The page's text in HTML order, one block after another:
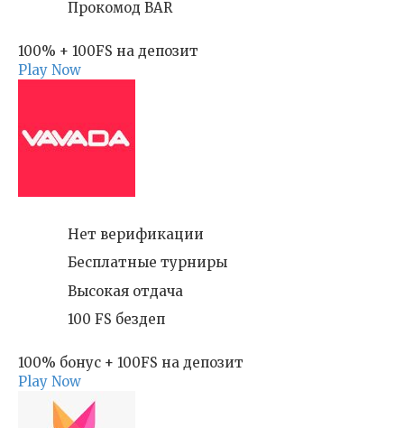
Прокомод BAR
100% + 100FS на депозит
Play Now
Нет верификации
Бесплатные турниры
Высокая отдача
100 FS бездеп
100% бонус + 100FS на депозит
Play Now